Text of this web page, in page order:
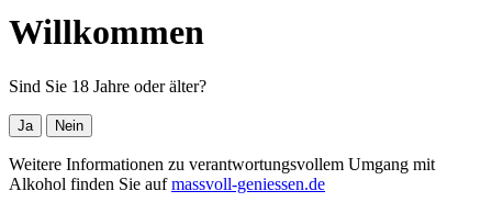
Willkommen
Sind Sie 18 Jahre oder älter?
Ja Nein
Weitere Informationen zu verantwortungsvollem Umgang mit
Alkohol finden Sie aufmassvoll-geniessen.de